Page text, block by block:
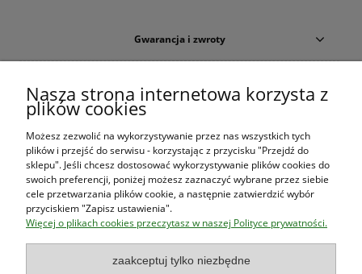
Gwarancja i zwroty
O firmie
Księgarnia Las Książek www.lasksiazek.pl| Aleje Jerozolimskie
53 (p. 2, lok. 212)| 00-697 Warszawa | 22 290 23 47 | Serdecznie
zapraszamy!
jest czynna od poniedziałku do piątku w godzinach
Nasza strona internetowa korzysta z
plików cookies
Możesz zezwolić na wykorzystywanie przez nas wszystkich tych
plików i przejść do serwisu - korzystając z przycisku "Przejdź do
sklepu". Jeśli chcesz dostosować wykorzystywanie plików cookies do
swoich preferencji, poniżej możesz zaznaczyć wybrane przez siebie
cele przetwarzania plików cookie, a następnie zatwierdzić wybór
przyciskiem "Zapisz ustawienia".
Więcej o plikach cookies przeczytasz w naszej Polityce prywatności.
zaakceptuj tylko niezbędne